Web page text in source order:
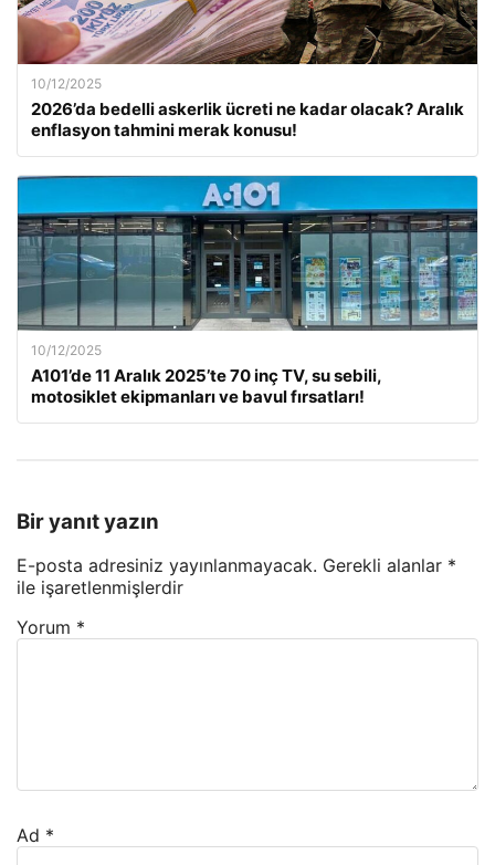
10/12/2025
2026’da bedelli askerlik ücreti ne kadar olacak? Aralık
enflasyon tahmini merak konusu!
10/12/2025
A101’de 11 Aralık 2025’te 70 inç TV, su sebili,
motosiklet ekipmanları ve bavul fırsatları!
Bir yanıt yazın
E-posta adresiniz yayınlanmayacak. Gerekli alanlar *
ile işaretlenmişlerdir
Yorum *
Ad *